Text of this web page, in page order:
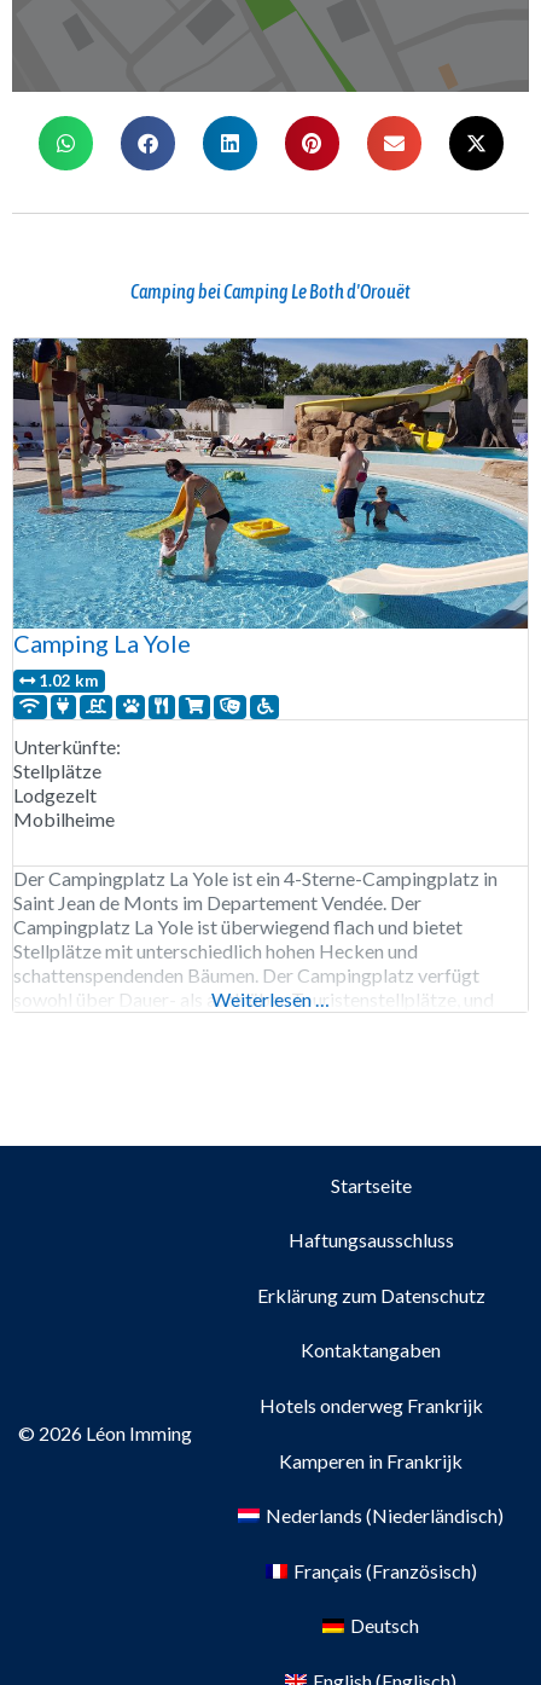
Camping bei Camping Le Both d'Orouët
Camping La Yole
1.02 km
Unterkünfte:
Stellplätze
Lodgezelt
Mobilheime
Der Campingplatz La Yole ist ein 4-Sterne-Campingplatz in
Saint Jean de Monts im Departement Vendée. Der
Campingplatz La Yole ist überwiegend flach und bietet
Stellplätze mit unterschiedlich hohen Hecken und
schattenspendenden Bäumen. Der Campingplatz verfügt
sowohl über Dauer- als auch über Touristenstellplätze, und
Weiterlesen …
© 2026 Léon Imming
Startseite
Haftungsausschluss
Erklärung zum Datenschutz
Kontaktangaben
Hotels onderweg Frankrijk
Kamperen in Frankrijk
Nederlands (Niederländisch)
Français (Französisch)
Deutsch